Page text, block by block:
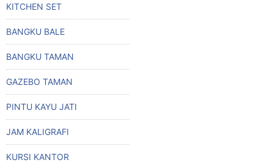
KITCHEN SET
BANGKU BALE
BANGKU TAMAN
GAZEBO TAMAN
PINTU KAYU JATI
JAM KALIGRAFI
KURSI KANTOR